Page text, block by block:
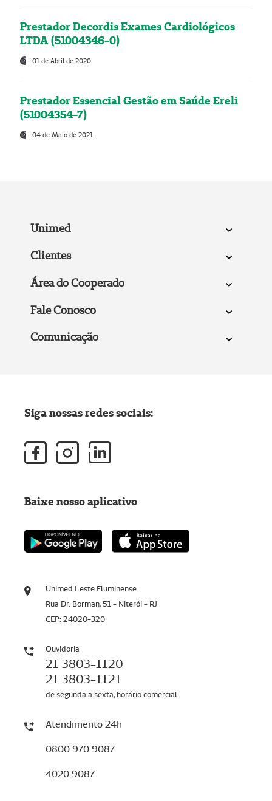
Prestador Decordis Exames Cardiológicos
LTDA (51004346-0)
01 de Abril de 2020
Prestador Essencial Gestão em Saúde Ereli
(51004354-7)
04 de Maio de 2021
Unimed
Clientes
Área do Cooperado
Fale Conosco
Comunicação
Unimed Leste Fluminense
Rua Dr. Borman, 51 - Niterói - RJ
CEP: 24020-320
Ouvidoria
21 3803-1120
21 3803-1121
de segunda a sexta, horário comercial
Atendimento 24h
0800 970 9087
4020 9087
Siga nossas redes sociais:
Baixe nosso aplicativo